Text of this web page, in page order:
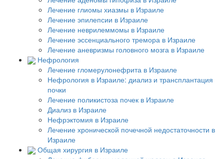
Лечение глиомы хиазмы в Израиле
Лечение эпилепсии в Израиле
Лечение неврилеммомы в Израиле
Лечение эссенциального тремора в Израиле
Лечение аневризмы головного мозга в Израиле
Нефрология
Лечение гломерулонефрита в Израиле
Нефрология в Израиле: диализ и трансплантация
почки
Лечение поликистоза почек в Израиле
Диализ в Израиле
Нефрэктомия в Израиле
Лечение хронической почечной недостаточности в
Израиле
Общая хирургия в Израиле